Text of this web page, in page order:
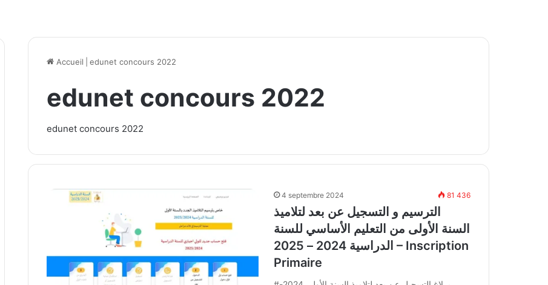
Accueil edunet concours 2022
edunet concours 2022
edunet concours 2022
4 septembre 2024 81 436
الترسيم و التسجيل عن بعد لتلاميذ
السنة الأولى من التعليم الأساسي للسنة
الدراسية 2024 – 2025 – Inscription
Primaire